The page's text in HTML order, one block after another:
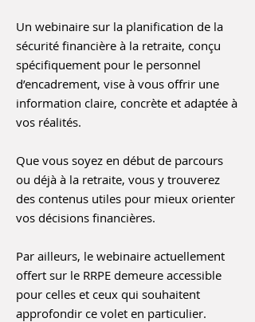
Un webinaire sur la planification de la
sécurité financière à la retraite, conçu
spécifiquement pour le personnel
d’encadrement, vise à vous offrir une
information claire, concrète et adaptée à
vos réalités.
Que vous soyez en début de parcours
ou déjà à la retraite, vous y trouverez
des contenus utiles pour mieux orienter
vos décisions financières.
Par ailleurs, le webinaire actuellement
offert sur le RRPE demeure accessible
pour celles et ceux qui souhaitent
approfondir ce volet en particulier.